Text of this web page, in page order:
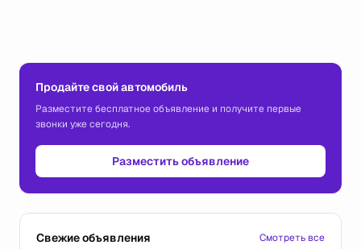
Продайте свой автомобиль
Разместите бесплатное объявление и получите первые
звонки уже сегодня.
Разместить объявление
Свежие объявления Смотреть все